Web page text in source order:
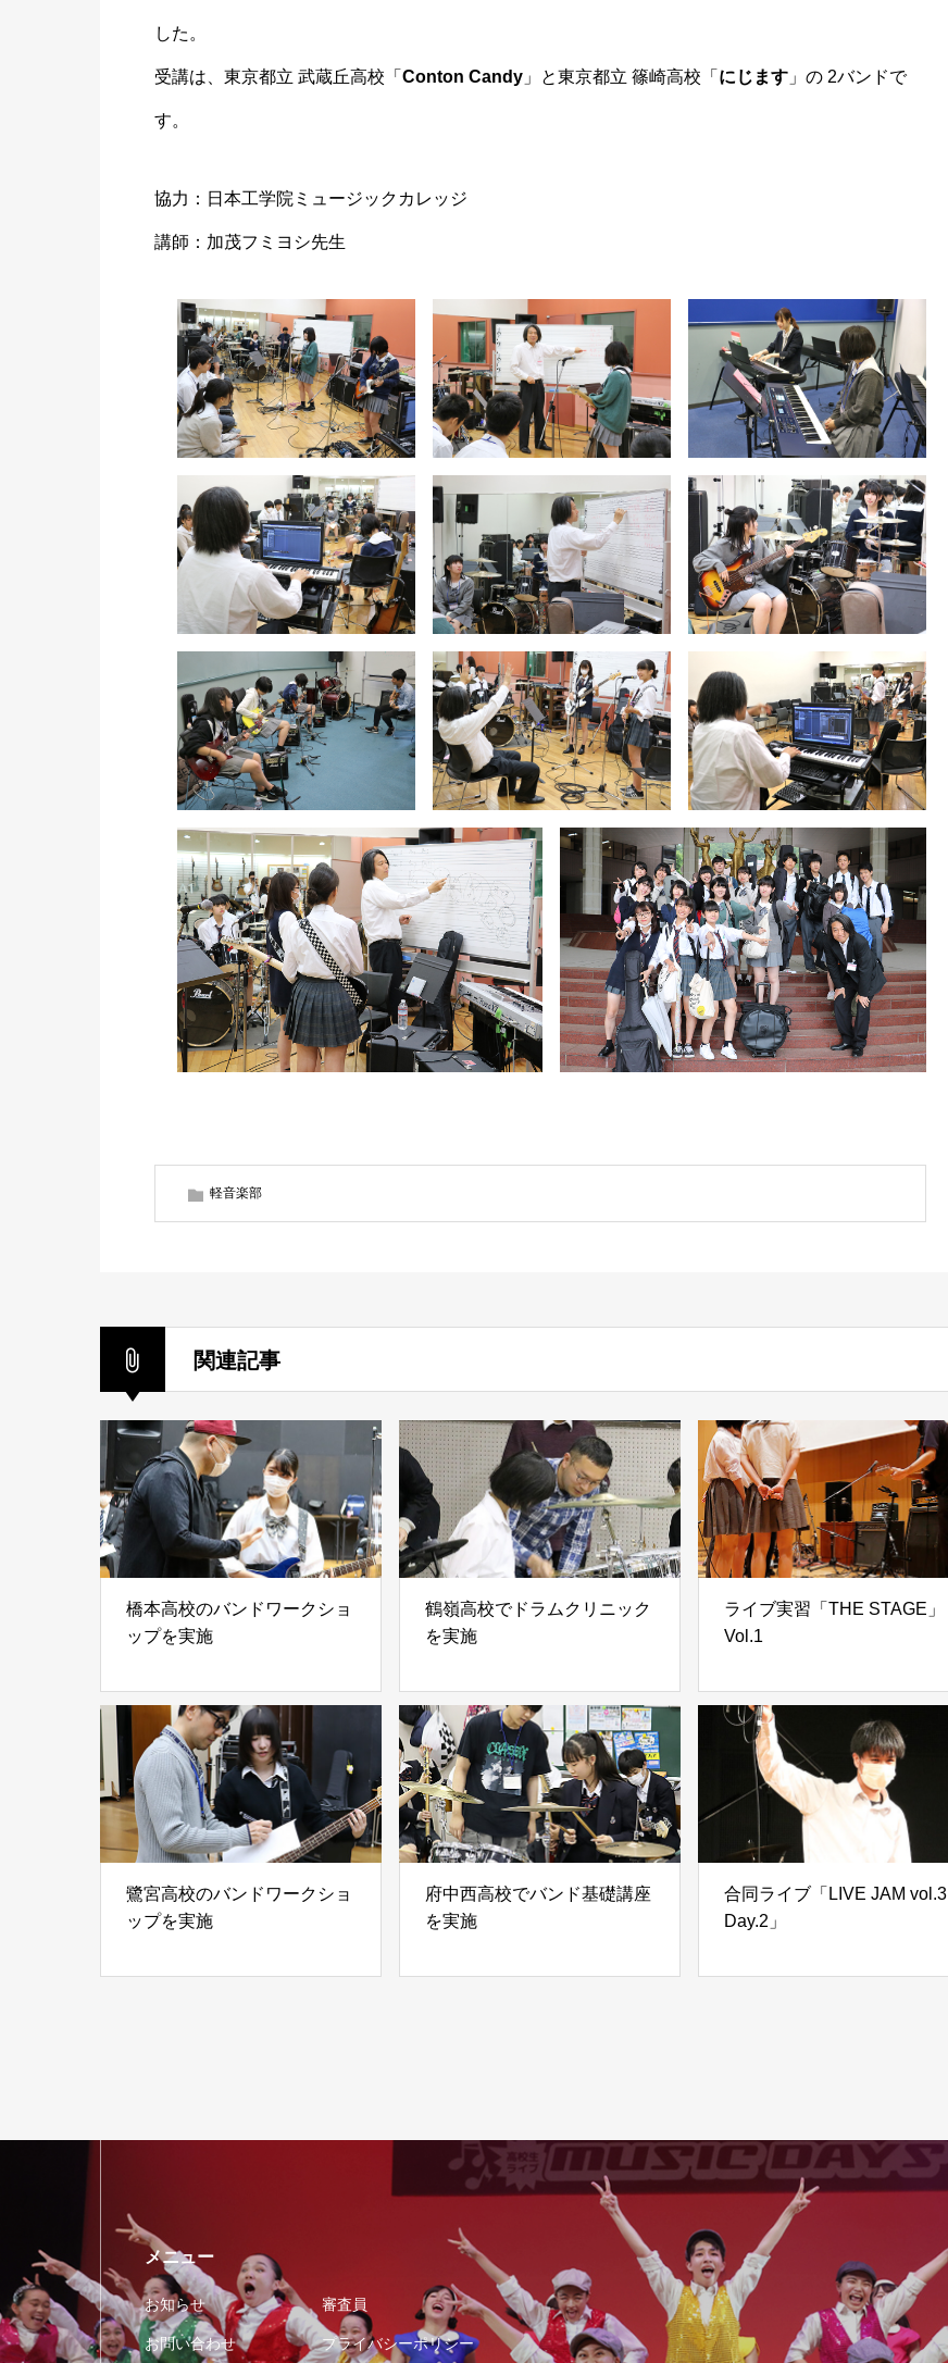
した。
受講は、東京都立 武蔵丘高校「 Conton Candy 」と東京都立 篠崎高校「 にじます 」の 2バンドで
す。
協力：日本工学院ミュージックカレッジ
講師：加茂フミヨシ先生
軽音楽部
関連記事
橋本高校のバンドワークショ
ップを実施
鶴嶺高校でドラムクリニック
を実施
ライブ実習「THE STAGE」
Vol.1
鷺宮高校のバンドワークショ
ップを実施
府中西高校でバンド基礎講座
を実施
合同ライブ「LIVE JAM vol.3
Day.2」
メニュー
お知らせ 審査員
お問い合わせ プライバシーポリシー